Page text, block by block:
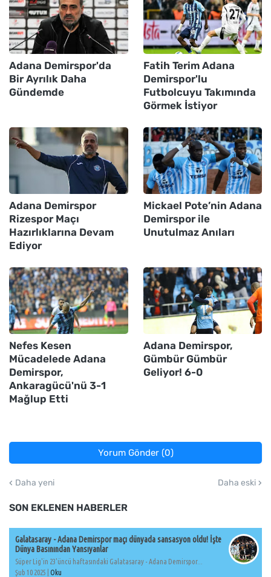
Adana Demirspor'da
Bir Ayrılık Daha
Gündemde
Fatih Terim Adana
Demirspor'lu
Futbolcuyu Takımında
Görmek İstiyor
Adana Demirspor
Rizespor Maçı
Hazırlıklarına Devam
Ediyor
Mickael Pote’nin Adana
Demirspor ile
Unutulmaz Anıları
Nefes Kesen
Mücadelede Adana
Demirspor,
Ankaragücü'nü 3-1
Mağlup Etti
Adana Demirspor,
Gümbür Gümbür
Geliyor! 6-0
Yorum Gönder (0)
Daha yeni Daha eski
SON EKLENEN HABERLER
Galatasaray - Adana Demirspor maçı dünyada sansasyon oldu! İşte
Dünya Basınından Yansıyanlar
Süper Lig'in 23'üncü haftasındaki Galatasaray - Adana Demirspor...
Şub 10 2025 | Oku